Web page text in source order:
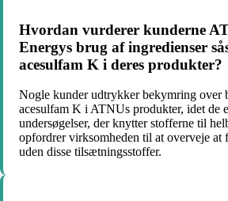
Hvordan vurderer kunderne
Energys brug af ingredienser
acesulfam K i deres produkter?
Nogle kunder udtrykker bekymring over
acesulfam K i ATNUs produkter, idet de
undersøgelser, der knytter stofferne til
opfordrer virksomheden til at overveje at
uden disse tilsætningsstoffer.